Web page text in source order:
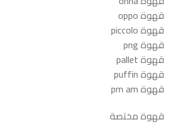
قهوة oppo
قهوة piccolo
قهوة png
قهوة pallet
قهوة puffin
قهوة pm am
قهوة مختصة